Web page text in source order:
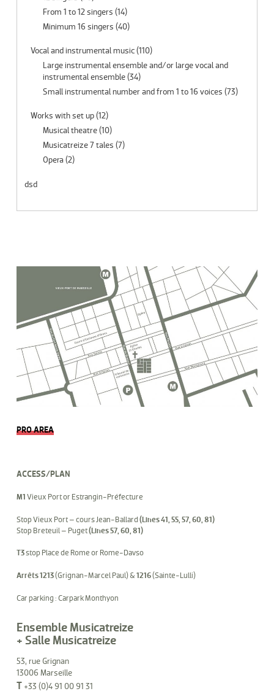
From 1 to 12 singers (14)
Minimum 16 singers (40)
Vocal and instrumental music(110)
Large instrumental ensemble and/or large vocal and
instrumental ensemble(34)
Small instrumental number and from 1 to 16 voices (73)
Works with set up(12)
Musical theatre(10)
Musicatreize 7 tales (7)
Opera (2)
dsd
PRO AREA
ACCESS/PLAN
M1 Vieux Port or Estrangin-Préfecture
Stop Vieux Port – cours Jean-Ballard (Lines 41, 55, 57, 60, 81)
Stop Breteuil – Puget(Lines 57, 60, 81)
T3stop Place de Rome or Rome-Davso
Arrêts 1213(Grignan-Marcel Paul) & 1216(Sainte-Lulli)
Car parking : Carpark Monthyon
Ensemble Musicatreize
+ Salle Musicatreize
53, rue Grignan
13006 Marseille
T+33 (0)4 91 00 91 31